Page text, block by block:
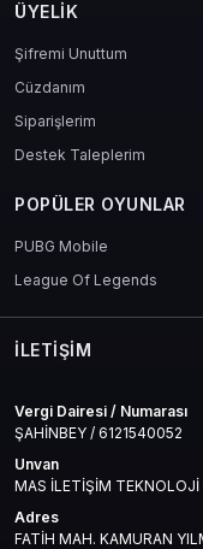
ÜYELIK
Şifremi Unuttum
Cüzdanım
Siparişlerim
Destek Taleplerim
POPÜLER OYUNLAR
PUBG Mobile
League Of Legends
İLETIŞIM
Vergi Dairesi / Numarası
ŞAHİNBEY / 6121540052
Unvan
MAS İLETİŞİM
Adres
FATİH MAH. KAMURAN